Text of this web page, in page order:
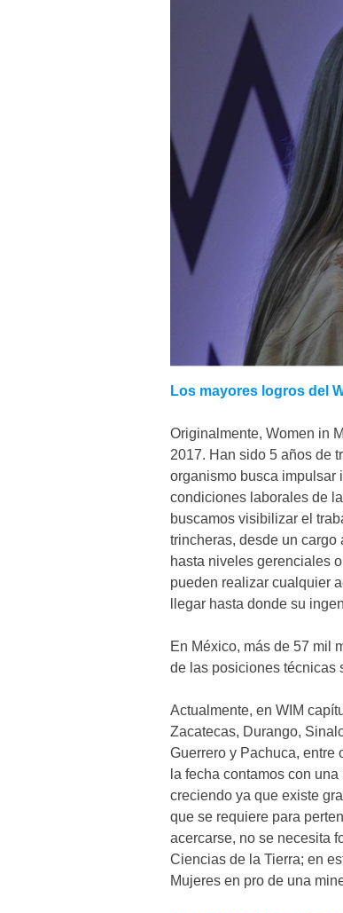
Los mayores logros del
Originalmente, Women in
2017. Han sido 5 años de
organismo busca impulsar
condiciones laborales de
buscamos visibilizar el
trincheras, desde un
hasta niveles gerenciales
pueden realizar cualquier
llegar hasta donde su
En México, más de 57 mil
de las posiciones técnicas
Actualmente, en WIM
Zacatecas, Durango,
Guerrero y Pachuca, entre
la fecha contamos con
creciendo ya que existe
que se requiere para
acercarse, no se necesita
Ciencias de la Tierra; en
Mujeres en pro de una